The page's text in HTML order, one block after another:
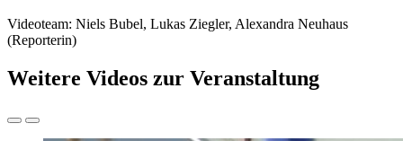
Videoteam: Niels Bubel, Lukas Ziegler, Alexandra Neuhaus
(Reporterin)
Weitere Videos zur Veranstaltung